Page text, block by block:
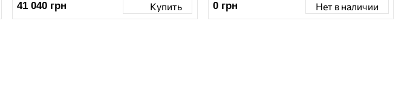
41 040 грн Купить
0 грн Нет в наличии